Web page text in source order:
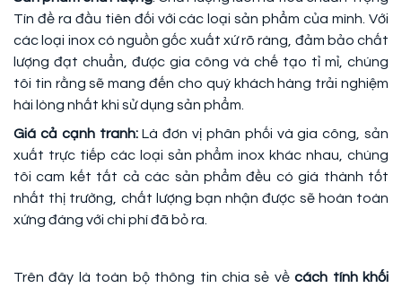
Tín đề ra đầu tiên đối với các loại sản phẩm của mình. Với
các loại inox có nguồn gốc xuất xứ rõ ràng, đảm bảo chất
lượng đạt chuẩn, được gia công và chế tạo tỉ mỉ, chúng
tôi tin rằng sẽ mang đến cho quý khách hàng trải nghiệm
hài lòng nhất khi sử dụng sản phẩm.
Giá cả cạnh tranh:Là đơn vị phân phối và gia công, sản
xuất trực tiếp các loại sản phẩm inox khác nhau, chúng
tôi cam kết tất cả các sản phẩm đều có giá thành tốt
nhất thị trường, chất lượng bạn nhận được sẽ hoàn toàn
xứng đáng với chi phí đã bỏ ra.
Trên đây là toàn bộ thông tin chia sẻ vềcách tính khối